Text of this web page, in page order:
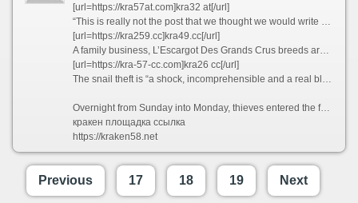
[url=https://kra57at.com]kra32 at[/url]
“This is really not the post that we thought we would write approaching the holidays,” L’Escargot Des Grands Crus wrote in a post on Facebook Tuesday. “We were victims of a burglary and our stock of fresh and frozen snails was stolen.”
[url=https://kra259.cc]kra49.сс[/url]
A family business, L’Escargot Des Grands Crus breeds around 350,000 snails annually, preparing the escargots “with the greatest care,” according to its website.
[url=https://kra-57-cc.com]kra26 cc[/url]
The snail theft is “a shock, incomprehensible and a real blow for all of the team,” the farm, which is based in Bouzy, northeastern France, said on Facebook.
Overnight from Sunday into Monday, thieves entered the farm undetected and broke into the buildings housing the snails, French public broadcaster France Info reported. Th
кракен площадка ссылка
https://kraken58.net
Previous 17 18 19 Next